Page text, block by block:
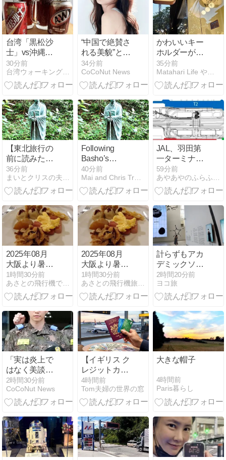
台湾「黒松沙
士」vs沖縄
「A&Wルート
ビア」似て
る？飲み比べ
30分前
台湾ウォーキング - 台湾情報ブログ
“中国で絶賛さ
れる美貌”と話
題！『悪魔と
契約結婚』で
世界を魅了し
女優イ・ヒョ
イン、iQIYIグ
ローバル1位
に輝く
34分前
CoCoNut News
かわいいキー
ホルダーがい
っぱい〜 Vinty
jewelry 〜
35分前
【東北旅行の
前に読みた
い】松尾芭蕉
『奥の細道』
の足跡をたど
える文学ロー
ド
36分前
まいとクリスの夫婦バックパッカー海外旅行日記
Following
Basho’s
Footsteps: A
Literary
Journey Along
North
40分前
Mai and Chris Travel
JAL、羽田第
一ターミナル
北サテライト
9/1から 保安
検査場から徒
16分
59分前
あやあやのふらふら旅行記
2025年08月
大阪より暑く
ない台湾
07/13
1時間30分前
あさとの飛行機で行く台湾・タイ・世界遺産と機内食の日記
2025年08月
大阪より暑く
ない台湾
07/13
1時間30分前
あさとの飛行機旅行日記
計らずもアカ
デミックソウ
ル
2時間20分前
ヨコ旅
「実は炎上で
はなく美談だ
った？」肩の
負傷で社会服
務要員となっ
の当時の献身
的な行動とは
2時間30分前
CoCoNut News
【イギリス ク
レジットカー
ド】外貨手数
料なしでお得
に海外旅行で
介！
4時間前
Tom夫婦の世界の窓
大きな帽子
4時間前
Paris暮らし